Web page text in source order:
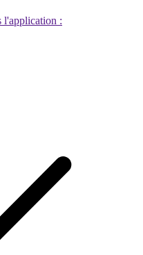
l'application :